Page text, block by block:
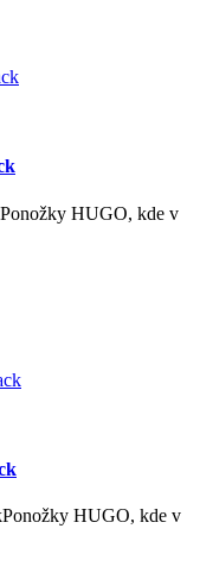
HUGO, kde v
HUGO, kde v